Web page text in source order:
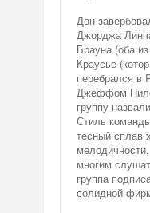
Дон
Джорджа
Брауна (оба
Краусье
перебрался в
Джеффом
группу
Стиль
тесный сплав
многим
группа
солидной